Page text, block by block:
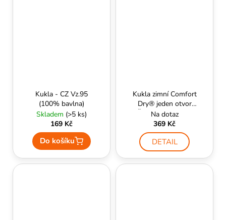
Kukla - CZ Vz.95
(100% bavlna)
Skladem (>5 ks)
169 Kč
Do košíku
Kukla zimní Comfort
Dry® jeden otvor
(Černá) - HELIKON
Na dotaz
369 Kč
DETAIL